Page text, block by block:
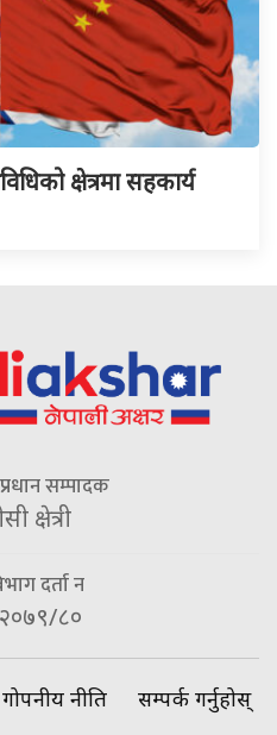
क्षेत्रमा सहकार्य
सम्पादक
क्षेत्री
दर्ता न
८०
गोपनीय नीति सम्पर्क गर्नुहोस्